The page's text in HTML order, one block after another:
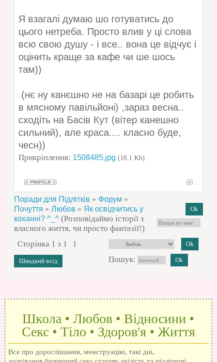
Я взагалі думаю шо готуватись до
цього нетреба. Просто влив у ці слова
всю свою душу - і все.. вона це відчує і
оцінить краще за кафе чи ше шось
там))
(нє ну канєшно не на базарі це робить
в мясному павільйоні) ,зараз весна..
сходіть на Басів Кут (вітер канешно
сильний), але краса.... класно буде,
чесн))
Прикріплення: 1508485.jpg (18.1 Kb)
Поради для Підлітків » Форум »
Почуття » Любов » Як освідчитись у
коханні? ^_^ (Розповідаймо історії з
власного життя, чи просто фантазії!)
Сторінка 1 з 1
1
Пошук:
Школа • Любов • Відносини •
Секс • Тіло • Здоров'я • Життя
Все про дорослішання, менструацію, такі дні,